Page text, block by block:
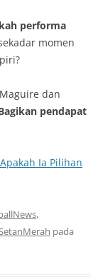
performa
momen
dan
pendapat
Ia Pilihan
,
pada